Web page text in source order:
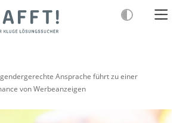
Ansprache führt zu einer
von Werbeanzeigen